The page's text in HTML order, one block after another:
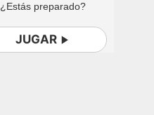
¿Estás preparado?
JUGAR